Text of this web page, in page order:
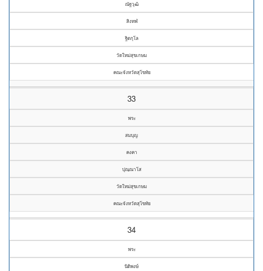
ณัฐวุฒิ
สิงหฬ
ฐิตกุโล
วัดใหม่สุขเกษม
คณะจังหวัดสุโขทัย
33
พระ
สมบุญ
คงคา
ปุณฺณาโส
วัดใหม่สุขเกษม
คณะจังหวัดสุโขทัย
34
พระ
นิติพงษ์